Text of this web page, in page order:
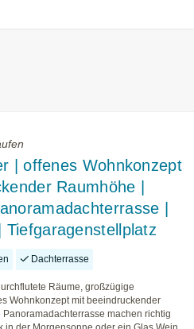
| offenes Wohnkonzept
Raumhöhe |
|
Tiefgaragenstellplatz
Dachterrasse
Räume, großzügige
Wohnkonzept mit beeindruckender
machen richtig